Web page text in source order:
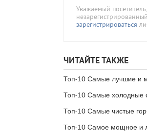
Уважаемый
зарегистрироваться
ЧИТАЙТЕ ТАКЖЕ
Топ-10 Самые лучшие и
Топ-10 Самые холодные
Топ-10 Самые чистые
Топ-10 Самое мощное и